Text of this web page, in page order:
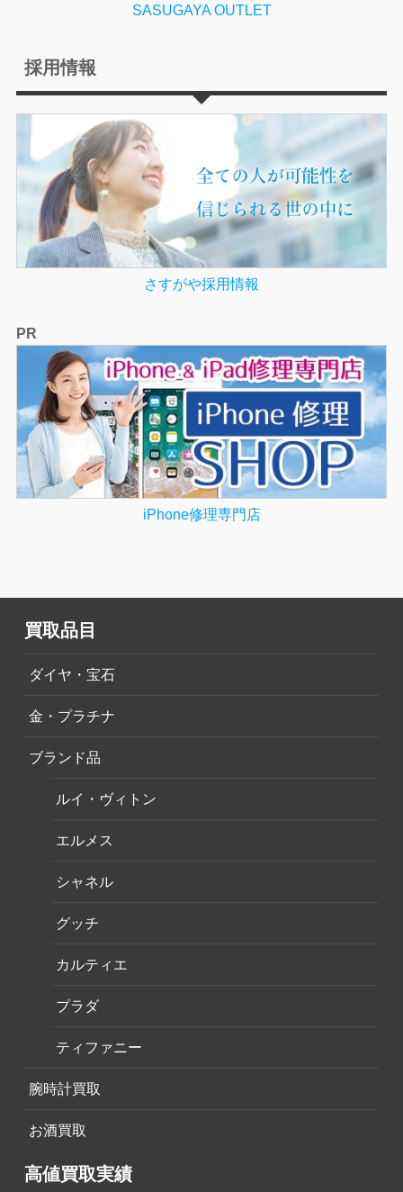
SASUGAYA OUTLET
採用情報
さすがや採用情報
PR
iPhone修理専門店
買取品目
ダイヤ・宝石
金・プラチナ
ブランド品
ルイ・ヴィトン
エルメス
シャネル
グッチ
カルティエ
プラダ
ティファニー
腕時計買取
お酒買取
高値買取実績